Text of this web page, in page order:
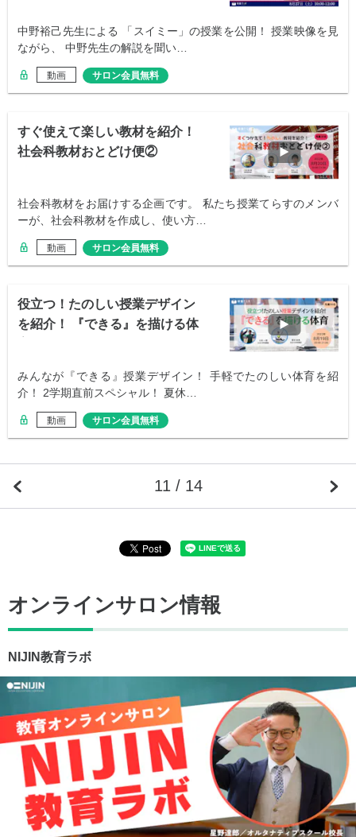
中野裕己先生による 「スイミー」の授業を公開！ 授業映像を見
ながら、 中野先生の解説を聞い…
動画 サロン会員無料
すぐ使えて楽しい教材を紹介！
社会科教材おとどけ便②
社会科教材をお届けする企画です。 私たち授業てらすのメンバ
ーが、社会科教材を作成し、使い方…
動画 サロン会員無料
役立つ！たのしい授業デザイン
を紹介！ 『できる』を描ける体
みんなが『できる』授業デザイン！ 手軽でたのしい体育を紹
介！ 2学期直前スペシャル！ 夏休…
動画 サロン会員無料
11 / 14
オンラインサロン情報
NIJIN教育ラボ